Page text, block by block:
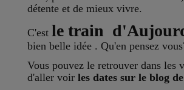
détente et de mieux vivre.
C'est le train
bien belle idée . Qu'en pensez
Vous pouvez le retrouver dans les
d'aller voir les dates sur le blog de